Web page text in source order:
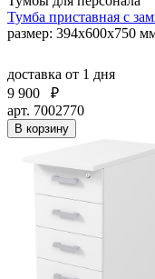
Тумба приставная с
размер: 394х600х750
доставка от 1 дня
9 900
₽
арт. 7002770
В корзину